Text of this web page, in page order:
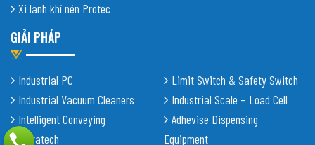
Xi lanh khí nén Protec
GIẢI PHÁP
Industrial PC
Industrial Vacuum Cleaners
Intelligent Conveying
Shiratech
Limit Switch & Safety Switch
Industrial Scale – Load Cell
Adhevise Dispensing
Equipment